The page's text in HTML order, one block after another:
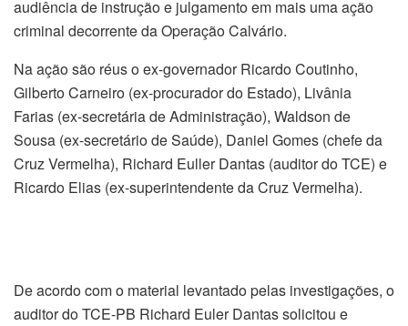
audiência de instrução e julgamento em mais uma ação
criminal decorrente da Operação Calvário.
Na ação são réus o ex-governador Ricardo Coutinho,
Gilberto Carneiro (ex-procurador do Estado), Livânia
Farias (ex-secretária de Administração), Waldson de
Sousa (ex-secretário de Saúde), Daniel Gomes (chefe da
Cruz Vermelha), Richard Euller Dantas (auditor do TCE) e
Ricardo Elias (ex-superintendente da Cruz Vermelha).
De acordo com o material levantado pelas investigações, o
auditor do TCE-PB Richard Euler Dantas solicitou e